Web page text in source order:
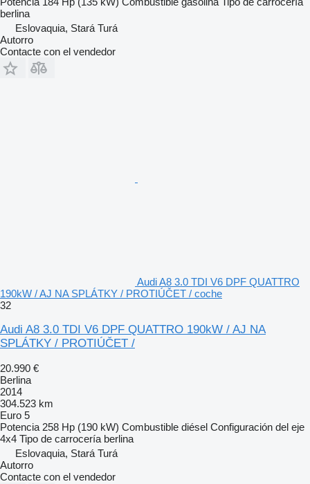
berlina
Eslovaquia, Stará Turá
Autorro
Contacte con el vendedor
Audi A8 3.0 TDI V6 DPF QUATTRO
190kW / AJ NA SPLÁTKY / PROTIÚČET / coche
32
Audi A8 3.0 TDI V6 DPF QUATTRO 190kW / AJ NA
SPLÁTKY / PROTIÚČET /
20.990 €
Berlina
2014
304.523 km
Euro 5
Potencia 258 Hp (190 kW) Combustible diésel Configuración del eje
4x4 Tipo de carrocería berlina
Eslovaquia, Stará Turá
Autorro
Contacte con el vendedor